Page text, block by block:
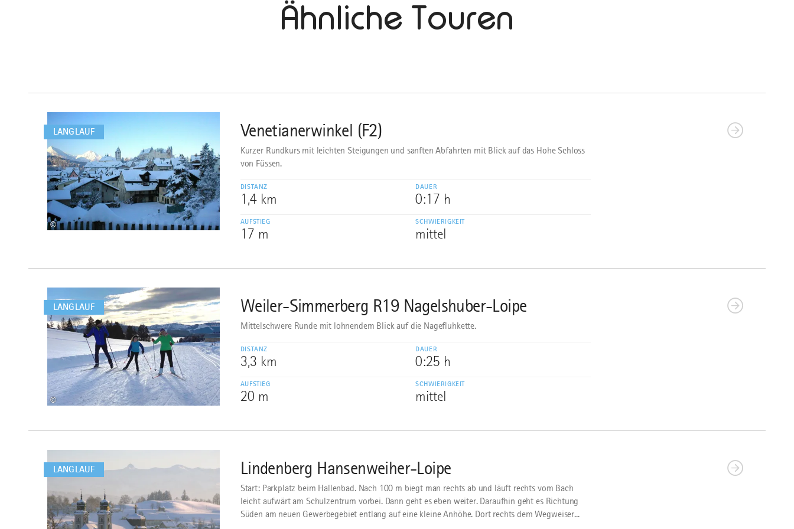
Ähnliche Touren
LANGLAUF
1
Venetianerwinkel (F2)
©
Kurzer Rundkurs mit leichten Steigungen und sanften Abfahrten mit Blick auf das Hohe Schloss
von Füssen.
DISTANZ
1,4 km
DAUER
0:17 h
AUFSTIEG
17 m
SCHWIERIGKEIT
mittel
LANGLAUF
2
Weiler-Simmerberg R19 Nagelshuber-Loipe
©
Mittelschwere Runde mit lohnendem Blick auf die Nagefluhkette.
DISTANZ
3,3 km
DAUER
0:25 h
AUFSTIEG
20 m
SCHWIERIGKEIT
mittel
LANGLAUF
3
Lindenberg Hansenweiher-Loipe
Start: Parkplatz beim Hallenbad. Nach 100 m biegt man rechts ab und läuft rechts vom Bach
leicht aufwärt am Schulzentrum vorbei. Dann geht es eben weiter. Daraufhin geht es Richtung
Süden am neuen Gewerbegebiet entlang auf eine kleine Anhöhe. Dort rechts dem Wegweiser...